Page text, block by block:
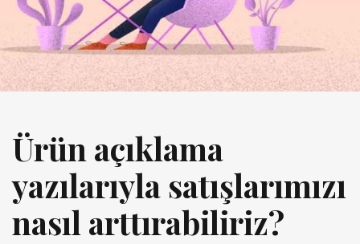
Ürün açıklama
yazılarıyla satışlarımızı
nasıl arttırabiliriz?